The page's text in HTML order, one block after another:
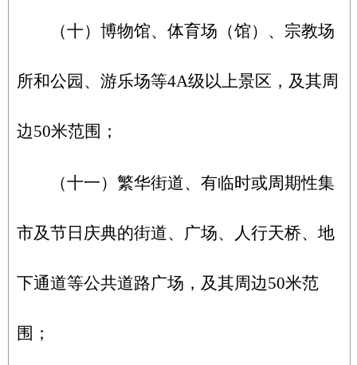
（十）博物馆、体育场（馆）、宗教场
所和公园、游乐场等4A级以上景区，及其周
边50米范围；
（十一）繁华街道、有临时或周期性集
市及节日庆典的街道、广场、人行天桥、地
下通道等公共道路广场，及其周边50米范
围；